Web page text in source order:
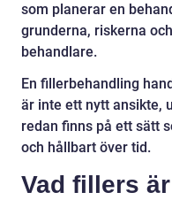
som planerar en
grunderna, riskerna
behandlare.
En fillerbehandling
är inte ett nytt ansikte,
redan finns på ett sätt
och hållbart över tid.
Vad fillers